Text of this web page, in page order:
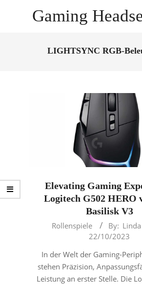
Gaming
LIGHTSYNC RGB-
Elevating Gaming
Logitech G502 HERO
Basilisk V3
Rollenspiele By: Linda
22/10/2023
In der Welt der Gaming-
stehen Präzision,
Leistung an erster Stelle. Die